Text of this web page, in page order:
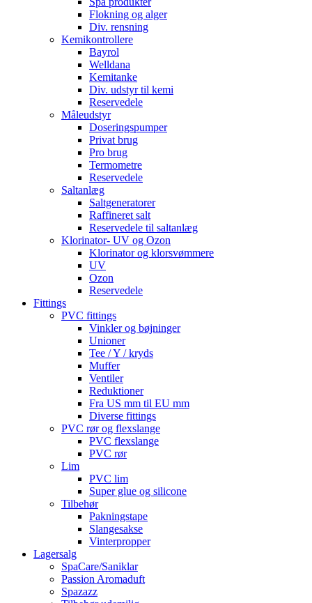
Flokning og alger
Div. rensning
Kemikontrollere
Bayrol
Welldana
Kemitanke
Div. udstyr til kemi
Reservedele
Måleudstyr
Doseringspumper
Privat brug
Pro brug
Termometre
Reservedele
Saltanlæg
Saltgeneratorer
Raffineret salt
Reservedele til saltanlæg
Klorinator- UV og Ozon
Klorinator og klorsvømmere
UV
Ozon
Reservedele
Fittings
PVC fittings
Vinkler og bøjninger
Unioner
Tee / Y / kryds
Muffer
Ventiler
Reduktioner
Fra US mm til EU mm
Diverse fittings
PVC rør og flexslange
PVC flexslange
PVC rør
Lim
PVC lim
Super glue og silicone
Tilbehør
Pakningstape
Slangesakse
Vinterpropper
Lagersalg
SpaCare/Saniklar
Passion Aromaduft
Spazazz